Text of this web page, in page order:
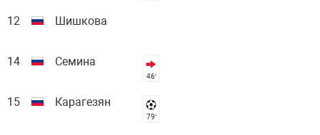
12 Шишкова
14 Семина
46′
15 Карагезян
79′